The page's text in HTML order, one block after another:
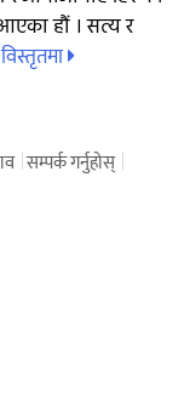
हौं । सत्य र
विस्तृतमा
सम्पर्क गर्नुहोस्